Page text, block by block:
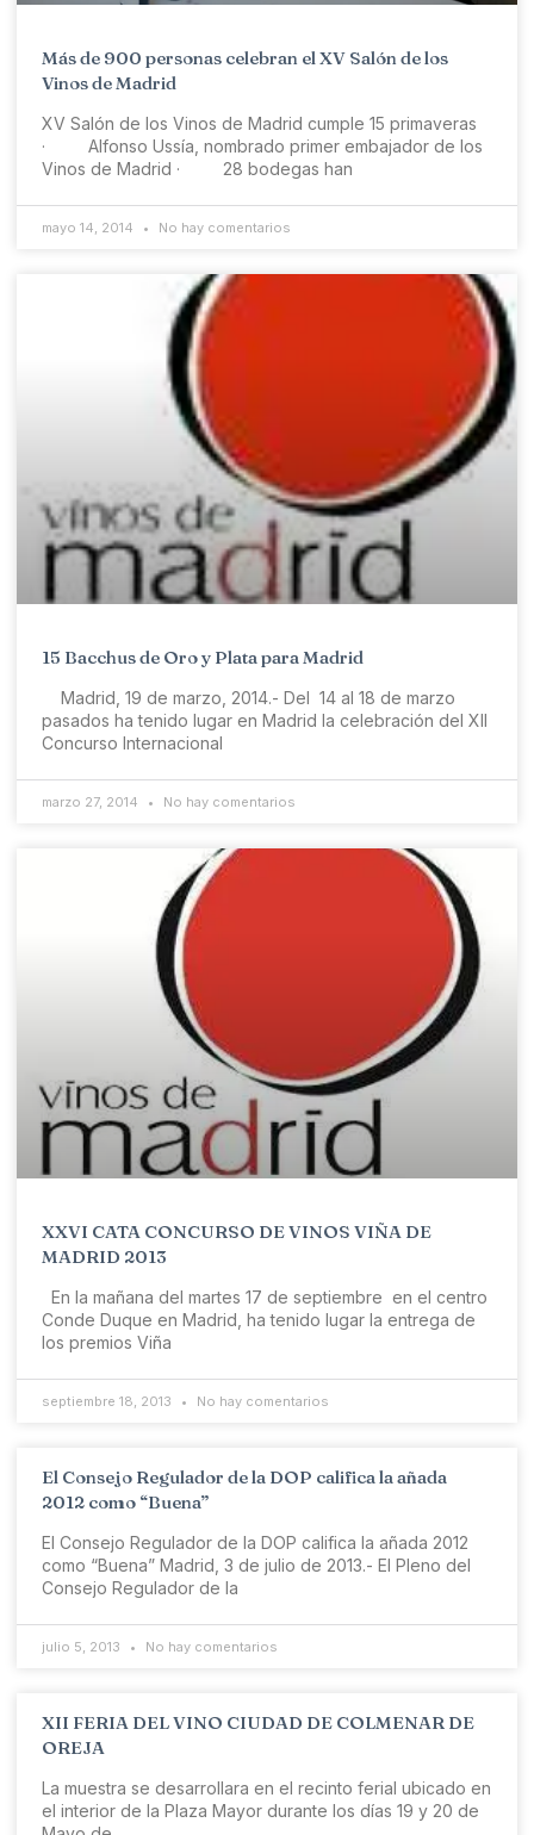
Más de 900 personas celebran el XV Salón de los
Vinos de Madrid
XV Salón de los Vinos de Madrid cumple 15 primaveras
· Alfonso Ussía, nombrado primer embajador de los
Vinos de Madrid · 28 bodegas han
mayo 14, 2014 No hay comentarios
15 Bacchus de Oro y Plata para Madrid
Madrid, 19 de marzo, 2014.- Del 14 al 18 de marzo
pasados ha tenido lugar en Madrid la celebración del XII
Concurso Internacional
marzo 27, 2014 No hay comentarios
XXVI CATA CONCURSO DE VINOS VIÑA DE
MADRID 2013
En la mañana del martes 17 de septiembre en el centro
Conde Duque en Madrid, ha tenido lugar la entrega de
los premios Viña
septiembre 18, 2013 No hay comentarios
El Consejo Regulador de la DOP califica la añada
2012 como “Buena”
El Consejo Regulador de la DOP califica la añada 2012
como “Buena” Madrid, 3 de julio de 2013.- El Pleno del
Consejo Regulador de la
julio 5, 2013 No hay comentarios
XII FERIA DEL VINO CIUDAD DE COLMENAR DE
OREJA
La muestra se desarrollara en el recinto ferial ubicado en
el interior de la Plaza Mayor durante los días 19 y 20 de